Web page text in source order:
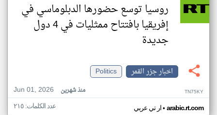
روسيا توسع حضورها الدبلوماسي في
إفريقيا بافتتاح ممثليات في 4 دول
جديدة
اخبار جزر القمر
Politics
Jun 01, 2026
منذ شهرين TN75KY
ار تي عربي• arabic.rt.com عدد الكلمات: ٢١٥